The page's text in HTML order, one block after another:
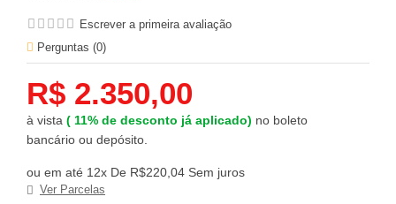
Escrever a primeira avaliação
Perguntas (0)
R$ 2.350,00
à vista ( 11% de desconto já aplicado) no boleto
bancário ou depósito.
ou em até 12x De R$220,04 Sem juros
Ver Parcelas